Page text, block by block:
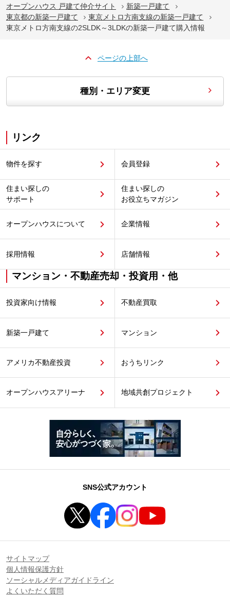
オープンハウス 戸建て仲介サイト
新築一戸建て
東京都の新築一戸建て
東京メトロ方南支線の新築一戸建て
東京メトロ方南支線の2SLDK～3LDKの新築一戸建て購入情報
ページの上部へ
種別・エリア変更
リンク
物件を探す 会員登録
住まい探しの
サポート
住まい探しの
お役立ちマガジン
オープンハウスについて 企業情報
採用情報 店舗情報
マンション・不動産売却・投資用・他
投資家向け情報 不動産買取
新築一戸建て マンション
アメリカ不動産投資 おうちリンク
オープンハウスアリーナ 地域共創プロジェクト
SNS公式アカウント
サイトマップ
個人情報保護方針
ソーシャルメディアガイドライン
よくいただく質問